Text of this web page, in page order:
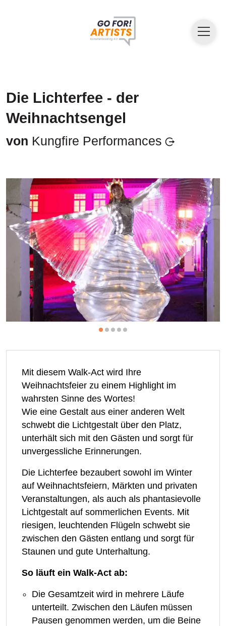
Die Lichterfee - der
Weihnachtsengel
von Kungfire Performances
Mit diesem Walk-Act wird Ihre
Weihnachtsfeier zu einem Highlight im
wahrsten Sinne des Wortes!
Wie eine Gestalt aus einer anderen Welt
schwebt die Lichtgestalt über den Platz,
unterhält sich mit den Gästen und sorgt für
unvergessliche Erinnerungen.
Die Lichterfee bezaubert sowohl im Winter
auf Weihnachtsfeiern, Märkten und privaten
Veranstaltungen, als auch als phantasievolle
Lichtgestalt auf sommerlichen Events. Mit
riesigen, leuchtenden Flügeln schwebt sie
zwischen den Gästen entlang und sorgt für
Staunen und gute Unterhaltung.
So läuft ein Walk-Act ab:
Die Gesamtzeit wird in mehrere Läufe
unterteilt. Zwischen den Läufen müssen
Pausen genommen werden, um die Beine